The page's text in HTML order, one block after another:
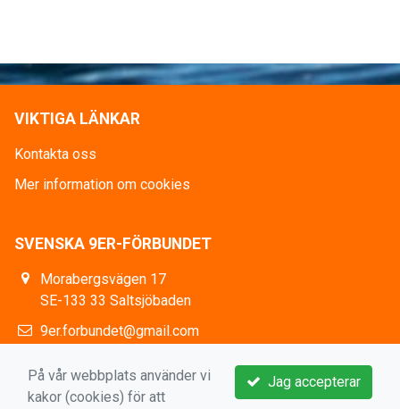
VIKTIGA LÄNKAR
Kontakta oss
Mer information om cookies
SVENSKA 9ER-FÖRBUNDET
Morabergsvägen 17
SE-133 33 Saltsjöbaden
9er.forbundet@gmail.com
Jag accepterar
På vår webbplats använder vi
kakor (cookies) för att